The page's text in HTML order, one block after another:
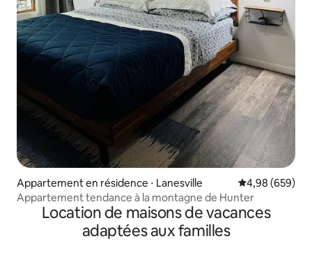
Appartement en résidence ⋅ Lanesville Évaluation
4,98 (659)
Appartement tendance à la montagne de Hunter
Location de maisons de vacances
adaptées aux familles